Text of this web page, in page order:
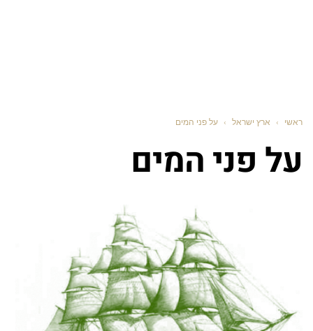
ראשי › ארץ ישראל › על פני המים
על פני המים